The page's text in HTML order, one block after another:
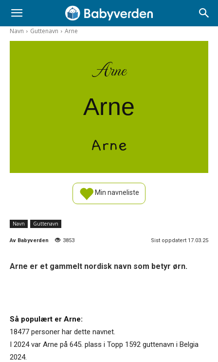
Navn Guttenavn Arne
Arne
Arne
Arne
Min navneliste
Navn Guttenavn
Av Babyverden 3853 Sist oppdatert 17.03.25
Arne er et gammelt nordisk navn som betyr ørn.
Så populært er Arne:
18477 personer har dette navnet.
I 2024 var Arne på 645. plass i Topp 1592 guttenavn i Belgia
2024.